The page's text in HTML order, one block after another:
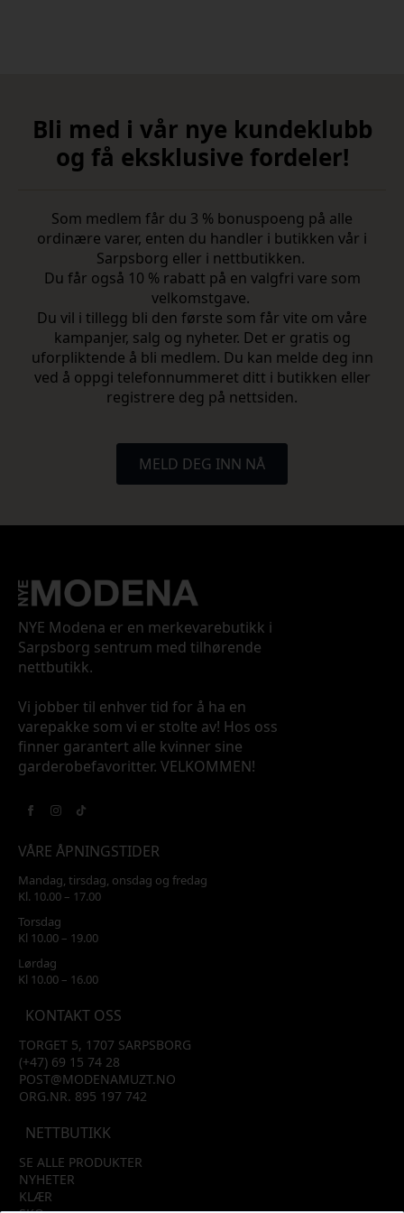
Bli med i vår nye kundeklubb
og få eksklusive fordeler!
Som medlem får du 3 % bonuspoeng på alle
ordinære varer, enten du handler i butikken vår i
Sarpsborg eller i nettbutikken.
Du får også 10 % rabatt på en valgfri vare som
velkomstgave.
Du vil i tillegg bli den første som får vite om våre
kampanjer, salg og nyheter. Det er gratis og
uforpliktende å bli medlem. Du kan melde deg inn
ved å oppgi telefonnummeret ditt i butikken eller
registrere deg på nettsiden.
MELD DEG INN NÅ
NYE Modena er en merkevarebutikk i
Sarpsborg sentrum med tilhørende
nettbutikk.
Vi jobber til enhver tid for å ha en
varepakke som vi er stolte av! Hos oss
finner garantert alle kvinner sine
garderobefavoritter. VELKOMMEN!
VÅRE ÅPNINGSTIDER
Mandag, tirsdag, onsdag og fredag
Kl. 10.00 – 17.00
Torsdag
Kl 10.00 – 19.00
Lørdag
Kl 10.00 – 16.00
KONTAKT OSS
TORGET 5, 1707 SARPSBORG
(+47) 69 15 74 28
POST@MODENAMUZT.NO
ORG.NR. 895 197 742
NETTBUTIKK
SE ALLE PRODUKTER
NYHETER
KLÆR